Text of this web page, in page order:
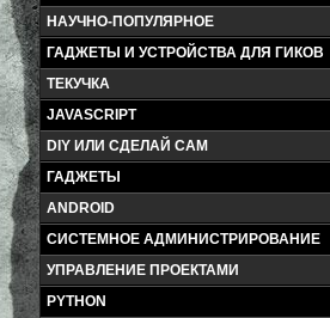
НАУЧНО-ПОПУЛЯРНОЕ
ГАДЖЕТЫ И УСТРОЙСТВА ДЛЯ ГИКОВ
ТЕКУЧКА
JAVASCRIPT
DIY ИЛИ СДЕЛАЙ САМ
ГАДЖЕТЫ
ANDROID
СИСТЕМНОЕ АДМИНИСТРИРОВАНИЕ
УПРАВЛЕНИЕ ПРОЕКТАМИ
PYTHON